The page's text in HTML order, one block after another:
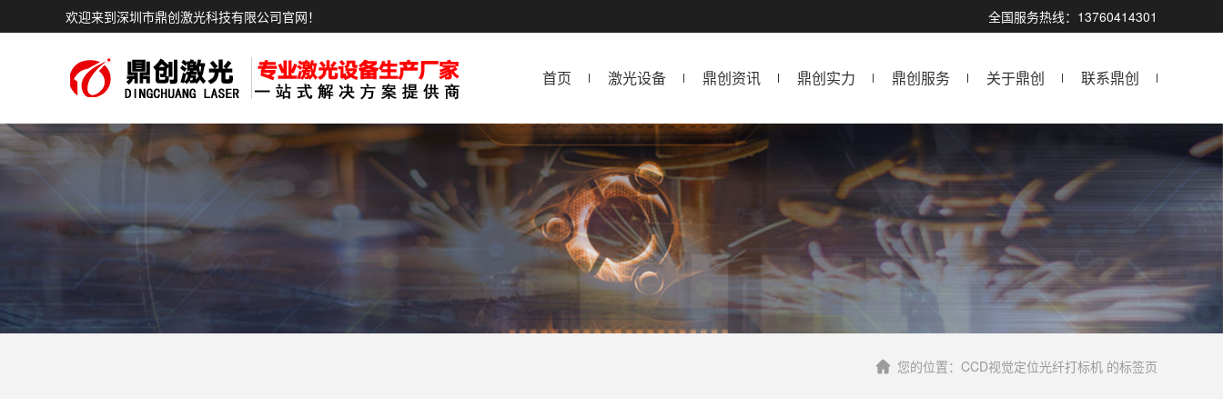
全国服务热线：13760414301
欢迎来到深圳市鼎创激光科技有限公司官网！
首页 激光设备 鼎创资讯 鼎创实力 鼎创服务 关于鼎创 联系鼎创
您的位置：CCD视觉定位光纤打标机 的标签页